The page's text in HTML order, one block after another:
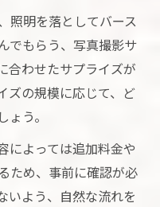
照明を落としてバース
でもらう、写真撮影サ
合わせたサプライズが
ズの規模に応じて、ど
う。
によっては追加料金や
ため、事前に確認が必
いよう、自然な流れを